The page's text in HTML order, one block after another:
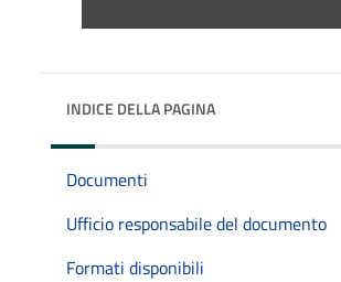
INDICE DELLA PAGINA
Documenti
Ufficio responsabile del documento
Formati disponibili